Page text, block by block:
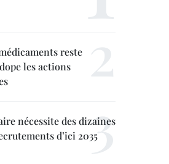
reste
les actions
nécessite des dizaines
d’ici 2035